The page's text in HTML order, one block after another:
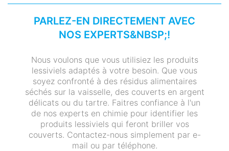
PARLEZ-EN DIRECTEMENT AVEC
NOS EXPERTS&NBSP;!
Nous voulons que vous utilisiez les produits
lessiviels adaptés à votre besoin. Que vous
soyez confronté à des résidus alimentaires
séchés sur la vaisselle, des couverts en argent
délicats ou du tartre. Faitres confiance à l'un
de nos experts en chimie pour identifier les
produits lessiviels qui feront briller vos
couverts. Contactez-nous simplement par e-
mail ou par téléphone.